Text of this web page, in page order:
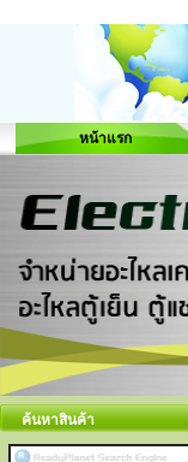
หน้าแรก
ค้นหาสินค้า